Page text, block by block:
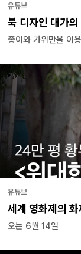
유튜브
북 디자인 대가
종이와 가위만을 이
유튜브
세계 영화제의
오는 6월 14일